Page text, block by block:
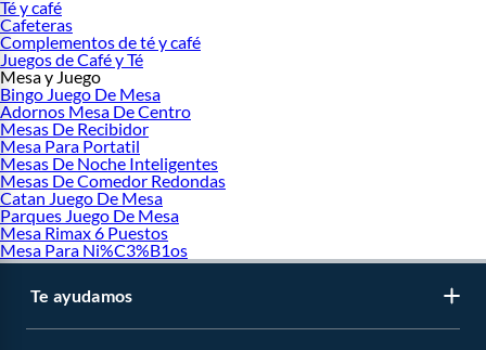
Té y café
Cafeteras
Complementos de té y café
Juegos de Café y Té
Mesa y Juego
Bingo Juego De Mesa
Adornos Mesa De Centro
Mesas De Recibidor
Mesa Para Portatil
Mesas De Noche Inteligentes
Mesas De Comedor Redondas
Catan Juego De Mesa
Parques Juego De Mesa
Mesa Rimax 6 Puestos
Mesa Para Ni%C3%B1os
Te ayudamos